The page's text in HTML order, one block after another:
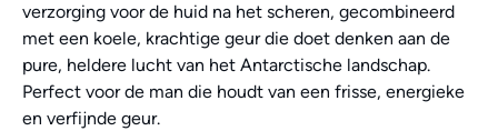
verzorging voor de huid na het scheren, gecombineerd
met een koele, krachtige geur die doet denken aan de
pure, heldere lucht van het Antarctische landschap.
Perfect voor de man die houdt van een frisse, energieke
en verfijnde geur.